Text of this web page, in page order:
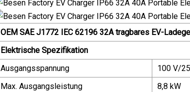
OEM SAE J1772 IEC 62196 32A tragbares EV-
Elektrische Spezifikation
Ausgangsspannung
100 V/
Max. Ausgangsleistung
8,8 kW